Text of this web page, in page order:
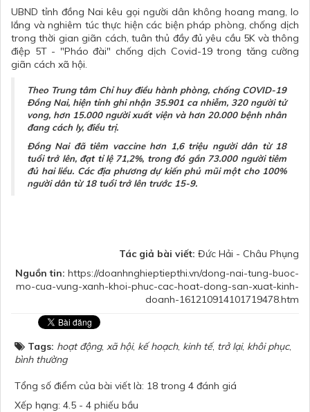
UBND tỉnh đồng Nai kêu gọi người dân không hoang mang, lo
lắng và nghiêm túc thực hiện các biện pháp phòng, chống dịch
trong thời gian giãn cách, tuân thủ đầy đủ yêu cầu 5K và thông
điệp 5T - "Pháo đài" chống dịch Covid-19 trong tăng cường
giãn cách xã hội.
Theo Trung tâm Chỉ huy điều hành phòng, chống COVID-19
Đồng Nai, hiện tỉnh ghi nhận 35.901 ca nhiễm, 320 người tử
vong, hơn 15.000 người xuất viện và hơn 20.000 bệnh nhân
đang cách ly, điều trị.
Đồng Nai đã tiêm vaccine hơn 1,6 triệu người dân từ 18
tuổi trở lên, đạt tỉ lệ 71,2%, trong đó gần 73.000 người tiêm
đủ hai liều. Các địa phương dự kiến phủ mũi một cho 100%
người dân từ 18 tuổi trở lên trước 15-9.
Tác giả bài viết: Đức Hải - Châu Phụng
Nguồn tin: https://doanhnghieptiepthi.vn/dong-nai-tung-buoc-
mo-cua-vung-xanh-khoi-phuc-cac-hoat-dong-san-xuat-kinh-
doanh-161210914101719478.htm
Tags: hoạt động, xã hội, kế hoạch, kinh tế, trở lại, khôi phục,
bình thường
Tổng số điểm của bài viết là: 18 trong 4 đánh giá
Xếp hạng: 4.5 - 4 phiếu bầu